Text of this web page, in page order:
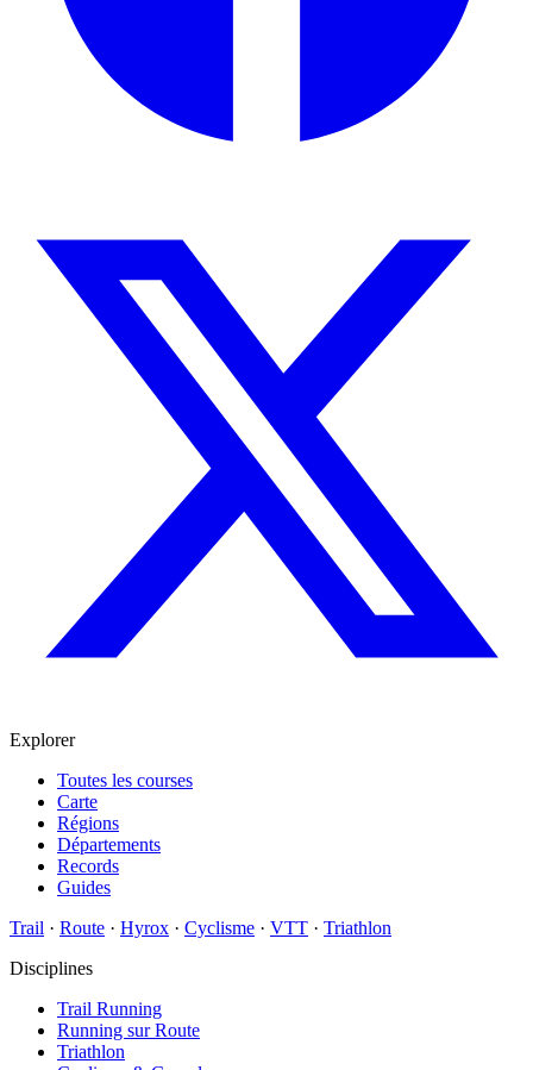
Explorer
Toutes les courses
Carte
Régions
Départements
Records
Guides
Trail · Route · Hyrox · Cyclisme · VTT · Triathlon
Disciplines
Trail Running
Running sur Route
Triathlon